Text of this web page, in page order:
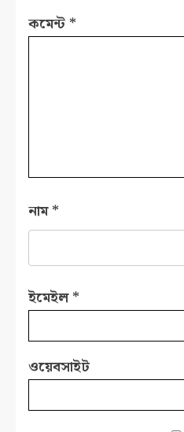
কমেন্ট *
নাম*
ইমেইল*
ওয়েবসাইট